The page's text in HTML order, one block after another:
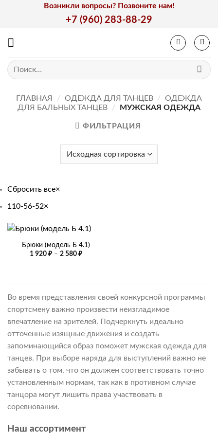
Возникли вопросы? Позвоните нам!
+7 (960) 283-88-29
Искать:
ГЛАВНАЯ / ОДЕЖДА ДЛЯ ТАНЦЕВ /
ОДЕЖДА
ДЛЯ БАЛЬНЫХ ТАНЦЕВ
/ МУЖСКАЯ ОДЕЖДА
ФИЛЬТРАЦИЯ
Сбросить все×
110-56-52×
Брюки (модель Б 4.1)
1 920 ₽ – 2 580 ₽Диапазон
Во время представления своей конкурсной программы
спортсмену важно произвести неизгладимое
впечатление на зрителей. Подчеркнуть идеально
отточенные изящные движения и создать
запоминающийся образ поможет мужская одежда для
танцев. При выборе наряда для выступлений важно не
забывать о том, что он должен соответствовать точно
установленным нормам, так как в противном случае
танцора могут лишить права участвовать в
соревновании.
Наш ассортимент